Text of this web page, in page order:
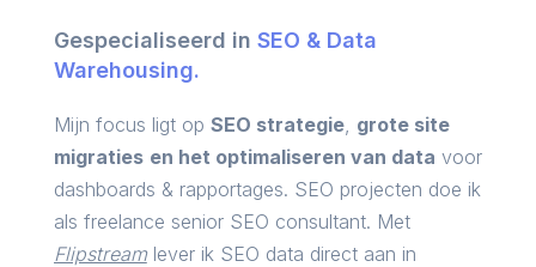
Gespecialiseerd in SEO & Data
Warehousing.
Mijn focus ligt op SEO strategie, grote site
migraties en het optimaliseren van data voor
dashboards & rapportages. SEO projecten doe ik
als freelance senior SEO consultant. Met
Flipstreamlever ik SEO data direct aan in